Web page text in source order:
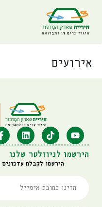
אירועים
הירשמו לניוזלטר שלנו
הירשמו לקבלת